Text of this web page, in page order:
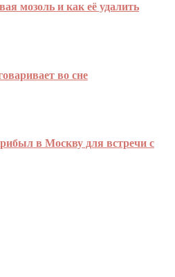
мозоль и как её удалить
во сне
в Москву для встречи с